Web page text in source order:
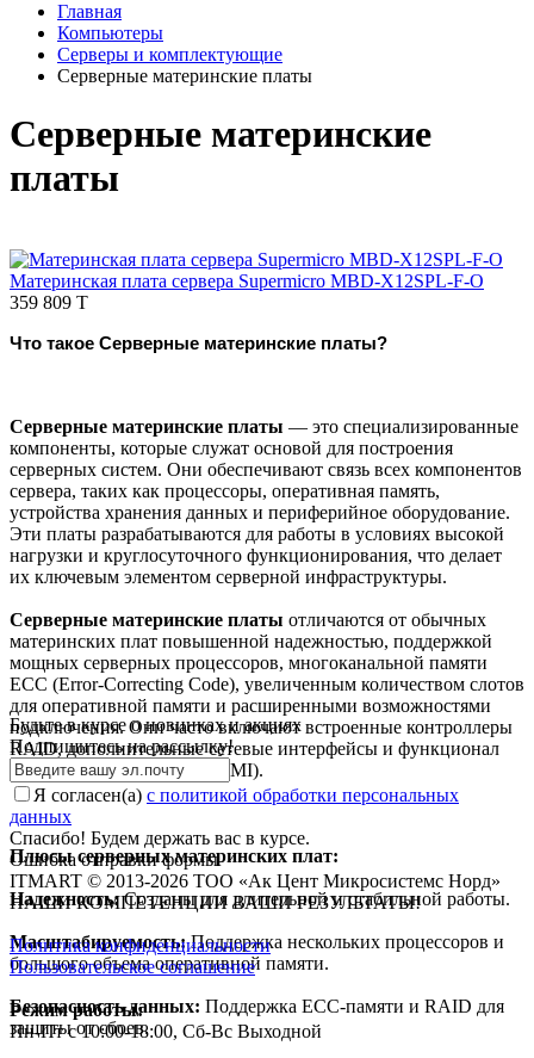
Главная
Компьютеры
Серверы и комплектующие
Серверные материнские платы
Серверные материнские
платы
Материнская плата сервера Supermicro MBD-X12SPL-F-O
359 809 T
Что такое Серверные материнские платы?
Серверные материнские платы — это специализированные
компоненты, которые служат основой для построения
серверных систем. Они обеспечивают связь всех компонентов
сервера, таких как процессоры, оперативная память,
устройства хранения данных и периферийное оборудование.
Эти платы разрабатываются для работы в условиях высокой
нагрузки и круглосуточного функционирования, что делает
их ключевым элементом серверной инфраструктуры.
Серверные материнские платы отличаются от обычных
материнских плат повышенной надежностью, поддержкой
мощных серверных процессоров, многоканальной памяти
ECC (Error-Correcting Code), увеличенным количеством слотов
для оперативной памяти и расширенными возможностями
подключения. Они часто включают встроенные контроллеры
RAID, дополнительные сетевые интерфейсы и функционал
удаленного управления (IPMI).
Плюсы серверных материнских плат:
Надежность:Созданы для длительной и стабильной работы.
Масштабируемость:Поддержка нескольких процессоров и
большого объема оперативной памяти.
Безопасность данных: Поддержка ECC-памяти и RAID для
защиты от сбоев.
Будьте в курсе о новинках и акциях
Подпишитесь на рассылкy!
Я согласен(a) с политикой обработки персональных
данных
Спасибо! Будем держать вас в курсе.
Ошибка отправки формы
ITMART © 2013-2026 ТОО «Ак Цент Микросистемс Норд»
НАШИ КОМПЕТЕНЦИИ ВАШИ РЕЗУЛЬТАТЫ!
Политика конфиденциальности
Пользовательское соглашение
Режим работы:
Пн-Пт с 10:00-18:00, Сб-Вс Выходной